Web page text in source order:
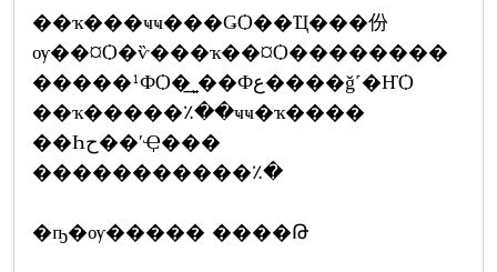
��ҡ���ҹҹ���ǤѺ��Ҵ���份
ѹ��¤Ѻ�ѷ���ҡ��¤Ѻ��������
�����¹ФѺ�͢ͺ��Фع����ǧ˹�ҤѺ
��ҡ�����٪��ҹҹ�ҡ����
��Һح��ʹҾ���
�����������٪�
�ҧ�ѹ����� ����Թ